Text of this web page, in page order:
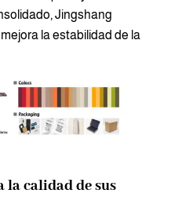
Jingshang
la estabilidad de la
la calidad de sus